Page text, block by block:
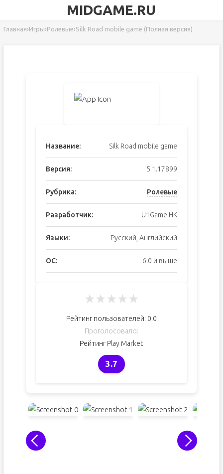
MIDGAME.RU
Главная›Игры›Ролевые›Silk Road mobile game (Полная версия)
Название: Silk Road mobile game
Версия: 5.1.17899
Рубрика: Ролевые
Разработчик: U1Game HK
Языки: Русский, Английский
ОС: 6.0 и выше
★★★★★
Рейтинг пользователей: 0.0
Проголосовало:
Рейтинг Play Market
3.7